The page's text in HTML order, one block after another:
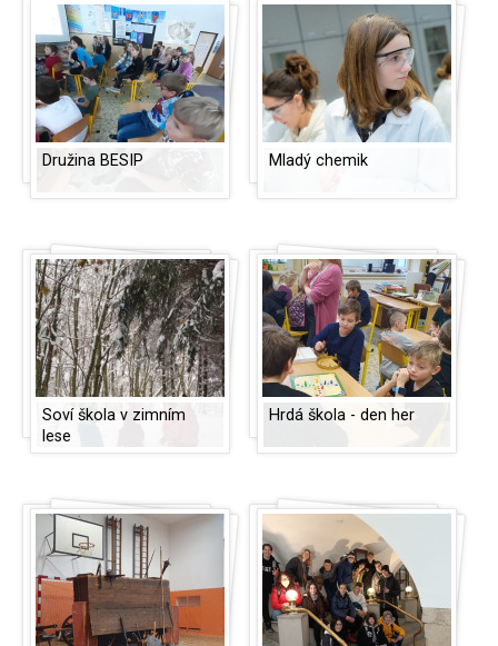
Družina BESIP Mladý chemik
Soví škola v zimním
lese
Hrdá škola - den her